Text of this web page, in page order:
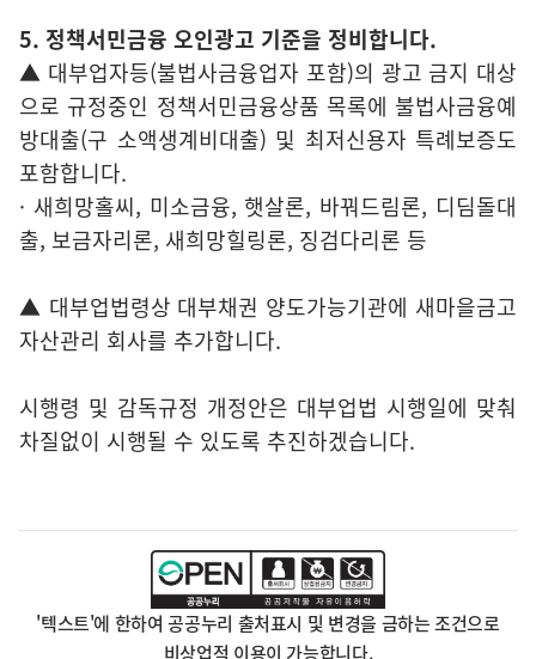
5. 정책서민금융 오인광고 기준을 정비합니다.
▲ 대부업자등(불법사금융업자 포함)의 광고 금지 대상
으로 규정중인 정책서민금융상품 목록에 불법사금융예
방대출(구 소액생계비대출) 및 최저신용자 특례보증도
포함합니다.
· 새희망홀씨, 미소금융, 햇살론, 바꿔드림론, 디딤돌대
출, 보금자리론, 새희망힐링론, 징검다리론 등
▲ 대부업법령상 대부채권 양도가능기관에 새마을금고
자산관리 회사를 추가합니다.
시행령 및 감독규정 개정안은 대부업법 시행일에 맞춰
차질없이 시행될 수 있도록 추진하겠습니다.
'텍스트'에 한하여 공공누리 출처표시 및 변경을 금하는 조건으로
비상업적 이용이 가능합니다.